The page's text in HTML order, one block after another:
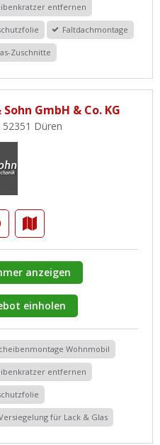
entfernen
Faltdachmontage
Zuschnitte
GmbH & Co. KG
Düren
anzeigen
einholen
Wohnmobil
entfernen
für Lack & Glas